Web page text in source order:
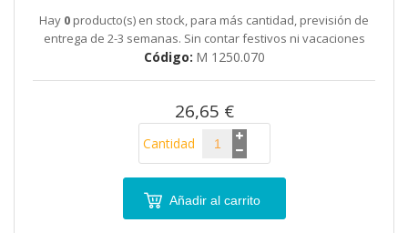
galería
imágenes
Hay 0 producto(s) en stock, para más cantidad, previsión de
entrega de 2-3 semanas. Sin contar festivos ni vacaciones
Código M 1250.070
26,65 €
Cantidad
Añadir al carrito